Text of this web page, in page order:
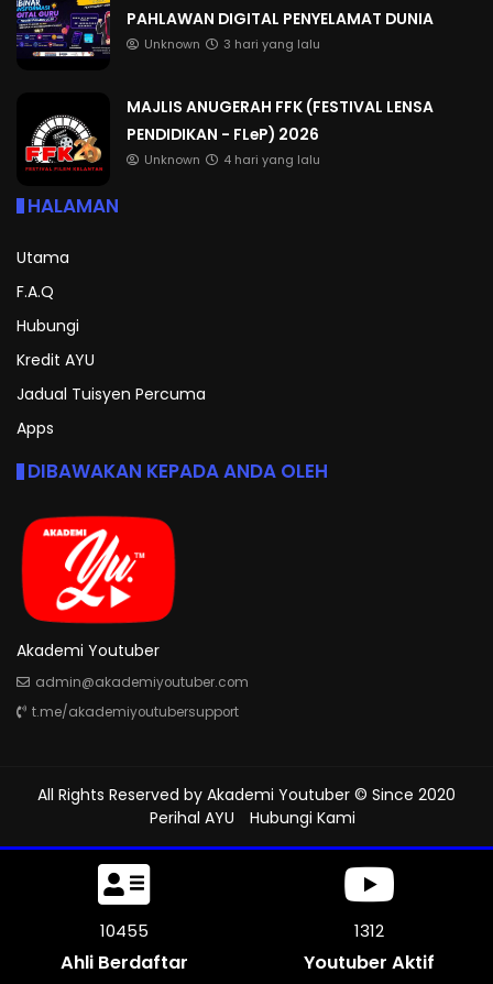
PAHLAWAN DIGITAL PENYELAMAT DUNIA
Unknown 3 hari yang lalu
MAJLIS ANUGERAH FFK (FESTIVAL LENSA
PENDIDIKAN - FLeP) 2026
Unknown 4 hari yang lalu
HALAMAN
Utama
F.A.Q
Hubungi
Kredit AYU
Jadual Tuisyen Percuma
Apps
DIBAWAKAN KEPADA ANDA OLEH
Akademi Youtuber
admin@akademiyoutuber.com
t.me/akademiyoutubersupport
All Rights Reserved by Akademi Youtuber © Since 2020
Perihal AYU
Hubungi Kami
10869
Ahli Berdaftar
1312
Youtuber Aktif